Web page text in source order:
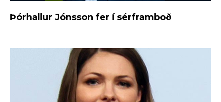
Þórhallur Jónsson fer í sérframboð